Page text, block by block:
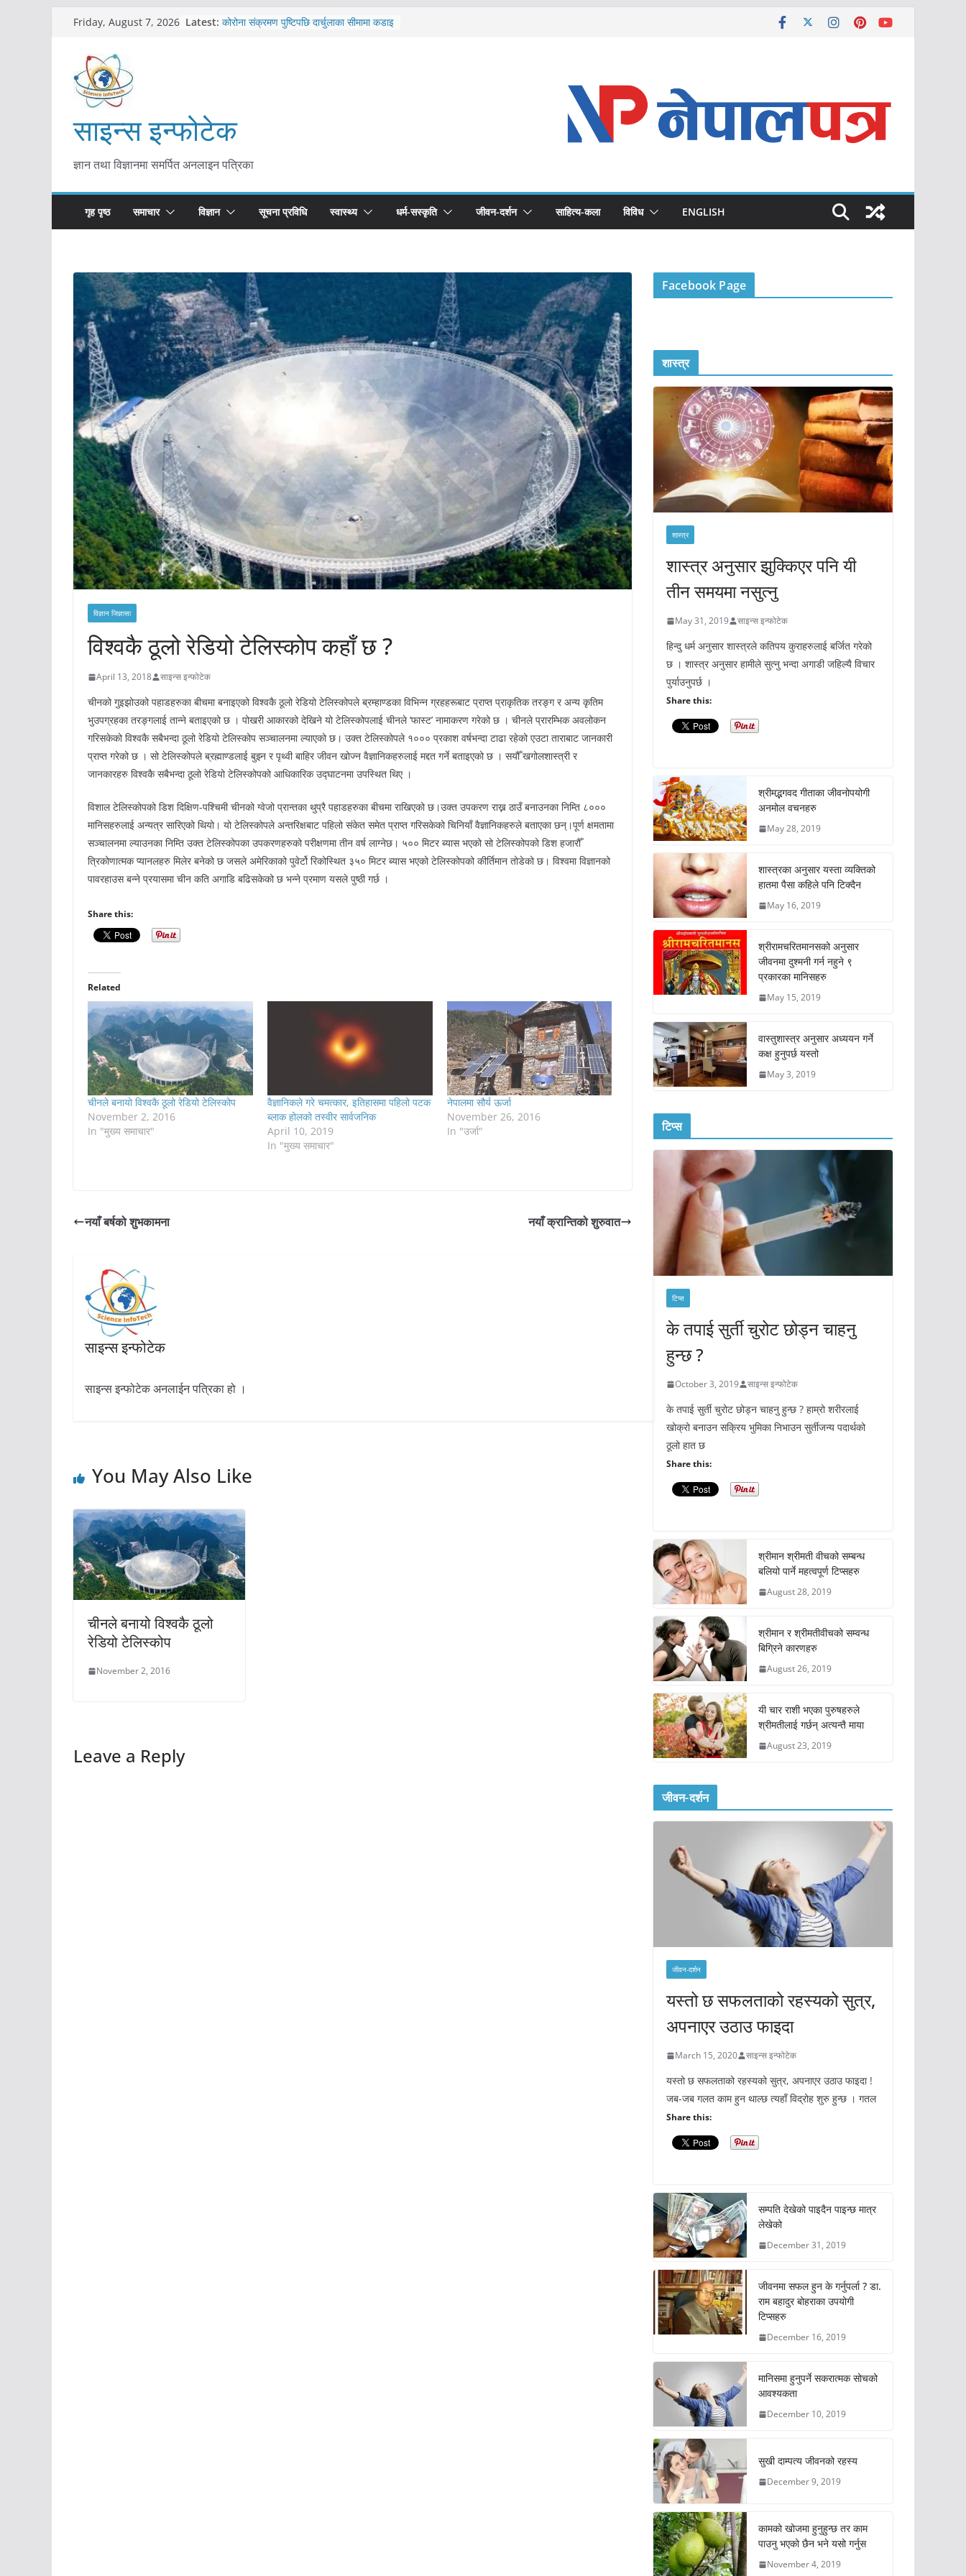
content
Friday, August 7, 2026 Latest: कोरोना संक्रमण पुष्टिपछि दार्चुलाका सीमामा कडाइ
काभ्रेपलाञ्चोकमा आयुर्वेद स्वास्थ्योपचारतर्फ
आकर्षण बढ्दै
साइन्स इन्फोटेक
ज्ञान तथा विज्ञानमा समर्पित अनलाइन पत्रिका
गृह पृष्ठ समाचार विज्ञान सूचना प्रविधि स्वास्थ्य धर्म-सस्कृति जीवन-दर्शन साहित्य-कला विविध ENGLISH
विज्ञान जिज्ञासा
विश्वकै ठूलो रेडियो टेलिस्कोप कहाँ छ ?
April 13, 2018 साइन्स इन्फोटेक
चीनको गुइझोउको पहाडहरुका बीचमा बनाइएको विश्वकै ठूलो रेडियो टेलिस्कोपले ब्रम्हाण्डका विभिन्न ग्रहहरूबाट प्राप्त प्राकृतिक तरङ्ग र अन्य कृतिम
भुउपग्रहका तरङ्गलाई तान्ने बताइएको छ । पोखरी आकारको देखिने यो टेलिस्कोपलाई चीनले ‘फास्ट’ नामाकरण गरेको छ । चीनले प्रारम्भिक अवलोकन
गरिसकेको विश्वकै सबैभन्दा ठूलो रेडियो टेलिस्कोप सञ्चालनमा ल्याएको छ। उक्त टेलिस्कोपले १००० प्रकाश वर्षभन्दा टाढा रहेको एउटा ताराबाट जानकारी
प्राप्त गरेको छ । सो टेलिस्कोपले ब्रह्माण्डलाई बुझ्न र पृथ्वी बाहिर जीवन खोज्न वैज्ञानिकहरुलाई मद्दत गर्ने बताइएको छ । सयौँ खगोलशास्त्री र
जानकारहरु विश्वकै सबैभन्दा ठूलो रेडियो टेलिस्कोपको आधिकारिक उद्घाटनमा उपस्थित थिए ।
विशाल टेलिस्कोपको डिश दिक्षिण-पश्चिमी चीनको ग्वेजो प्रान्तका थुप्रै पहाडहरुका बीचमा राखिएको छ।उक्त उपकरण राख्न ठाउँ बनाउनका निम्ति ८०००
मानिसहरुलाई अन्यत्र सारिएको थियो। यो टेलिस्कोपले अन्तरिक्षबाट पहिलो संकेत समेत प्राप्त गरिसकेको चिनियाँ वैज्ञानिकहरुले बताएका छन्।पूर्ण क्षमतामा
सञ्चालनमा ल्याउनका निम्ति उक्त टेलिस्कोपका उपकरणहरुको परीक्षणमा तीन वर्ष लाग्नेछ। ५०० मिटर ब्यास भएको सो टेलिस्कोपको डिश हजारौँ
त्रिकोणात्मक प्यानलहरु मिलेर बनेको छ जसले अमेरिकाको पुवेर्टो रिकोस्थित ३५० मिटर ब्यास भएको टेलिस्कोपको कीर्तिमान तोडेको छ। विश्वमा विज्ञानको
पावरहाउस बन्ने प्रयासमा चीन कति अगाडि बढिसकेको छ भन्ने प्रमाण यसले पुष्ठी गर्छ ।
Share this:
Related
चीनले बनायो विश्वकै ठूलो रेडियो टेलिस्कोप
November 2, 2016
In "मुख्य समाचार"
वैज्ञानिकले गरे चमत्कार, इतिहासमा पहिलो पटक
ब्लाक होलको तस्वीर सार्वजनिक
April 10, 2019
In "मुख्य समाचार"
नेपालमा सौर्य ऊर्जा
November 26, 2016
In "उर्जा"
नयाँ बर्षको शुभकामना नयाँ क्रान्तिको शुरुवात
साइन्स इन्फोटेक
साइन्स इन्फोटेक अनलाईन पत्रिका हो ।
You May Also Like
चीनले बनायो विश्वकै ठूलो
रेडियो टेलिस्कोप
November 2, 2016
Leave a Reply
Facebook Page
शास्त्र
शास्त्र
शास्त्र अनुसार झुक्किएर पनि यी
तीन समयमा नसुत्नु
May 31, 2019 साइन्स इन्फोटेक
हिन्दु धर्म अनुसार शास्त्रले कतिपय कुराहरुलाई बर्जित गरेको
छ । शास्त्र अनुसार हामीले सुत्नु भन्दा अगाडी जहिल्यै विचार
पुर्याउनुपर्छ ।
Share this:
श्रीमद्भगवद गीताका जीवनोपयोगी
अनमोल वचनहरु
May 28, 2019
शास्त्रका अनुसार यस्ता व्यक्तिको
हातमा पैसा कहिले पनि टिक्दैन
May 16, 2019
श्रीरामचरितमानसको अनुसार
जीवनमा दुश्मनी गर्न नहुने ९
प्रकारका मानिसहरु
May 15, 2019
वास्तुशास्त्र अनुसार अध्ययन गर्ने
कक्ष हुनुपर्छ यस्तो
May 3, 2019
टिप्स
टिप्स
के तपाई सुर्ती चुरोट छोड्न चाहनु
हुन्छ ?
October 3, 2019 साइन्स इन्फोटेक
के तपाई सुर्ती चुरोट छोड्न चाहनु हुन्छ ? हाम्रो शरीरलाई
खोक्रो बनाउन सक्रिय भुमिका निभाउन सुर्तीजन्य पदार्थको
ठूलो हात छ
Share this:
श्रीमान श्रीमती वीचको सम्बन्ध
बलियो पार्ने महत्वपूर्ण टिप्सहरु
August 28, 2019
श्रीमान र श्रीमतीवीचको सम्वन्ध
बिग्रिने कारणहरु
August 26, 2019
यी चार राशी भएका पुरुषहरुले
श्रीमतीलाई गर्छन् अत्यन्तै माया
August 23, 2019
जीवन-दर्शन
जीवन-दर्शन
यस्तो छ सफलताको रहस्यको सुत्र,
अपनाएर उठाउ फाइदा
March 15, 2020 साइन्स इन्फोटेक
यस्तो छ सफलताको रहस्यको सुत्र, अपनाएर उठाउ फाइदा !
जब-जब गलत काम हुन थाल्छ त्यहाँ विद्रोह शुरु हुन्छ । गतल
Share this:
सम्पति देखेको पाइदैन पाइन्छ मात्र
लेखेको
December 31, 2019
जीवनमा सफल हुन के गर्नुपर्ला ? डा.
राम बहादुर बोहराका उपयोगी
टिप्सहरु
December 16, 2019
मानिसमा हुनुपर्ने सकरात्मक सोचको
आवश्यकता
December 10, 2019
सुखी दाम्पत्य जीवनको रहस्य
December 9, 2019
कामको खोजमा हुनुहुन्छ तर काम
पाउनु भएको छैन भने यसो गर्नुस
November 4, 2019